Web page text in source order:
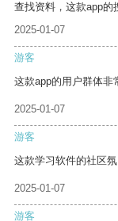
查找资料，这款app的
2025-01-07
游客
这款app的用户群体非
2025-01-07
游客
这款学习软件的社区
2025-01-07
游客